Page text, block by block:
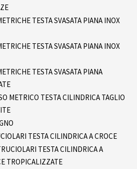
TESTA SVASATA PIANA INOX
TESTA SVASATA PIANA INOX
TESTA SVASATA PIANA
METRICO TESTA CILINDRICA TAGLIO
TESTA CILINDRICA A CROCE
TESTA CILINDRICA A
TROPICALIZZATE